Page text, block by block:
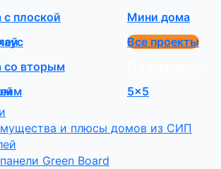
плоской
со вторым
Мини дома
Все проекты
5×5
и плюсы домов из СИП
Green Board